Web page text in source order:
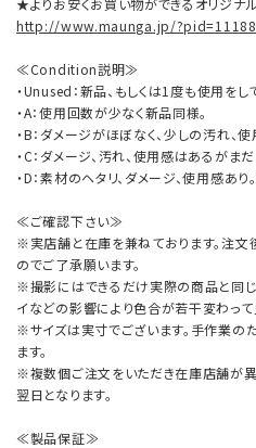
http://www.maunga.jp/
≪Condition説明≫
・Unused：新品、もしくは1度も使用をし
・A：使用回数が少なく新品同様。
・B：ダメージがほぼなく、少しの汚れ、
・C：ダメージ、汚れ、使用感はあるがま
・D：素材のヘタリ、ダメージ、使用感あ
≪ご確認下さい≫
※実店舗と在庫を兼ねております。注
のでご了承願います。
※撮影にはできるだけ実際の商品と同じ
イなどの影響により色合が若干変わって
※サイズは実寸でございます。手作業
ます。
※複数個ご注文をいただき在庫店舗が
翌日となります。
≪製品保証≫